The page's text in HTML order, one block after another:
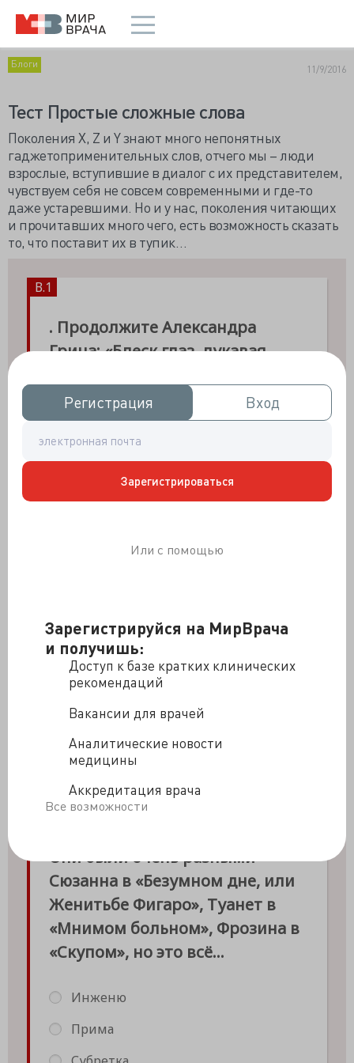
Зарегистрируйся на МирВрача
и получишь:
Доступ к базе кратких клинических
рекомендаций
Вакансии для врачей
Аналитические новости
медицины
Аккредитация врача
Все возможности
Регистрация
Регистрация Вход
Вход
Зарегистрироваться
Или с помощью
Блоги 11/9/2016
Тест Простые сложные слова
Поколения Х, Z и Y знают много непонятных
гаджетоприменительных слов, отчего мы – люди
взрослые, вступившие в диалог с их представителем,
чувствуем себя не совсем современными и где-то
даже устаревшими. Но и у нас, поколения читающих
и прочитавших много чего, есть возможность сказать
то, что поставит их в тупик…